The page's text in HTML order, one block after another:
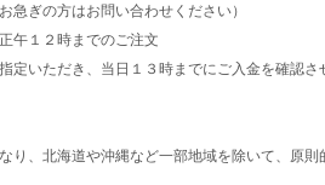
ぎの方はお問い合わせください）
午１２時までのご注文
いただき、当日１３時までにご入金を確認さ
り、北海道や沖縄など一部地域を除いて、原則